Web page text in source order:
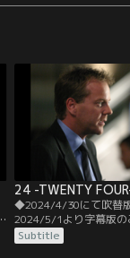
◆2024/4/30にて吹替版
2024/5/1より字幕版の
す。予めご了承くださ
8：00 A.M.-9：00 A.M.
Subtitle